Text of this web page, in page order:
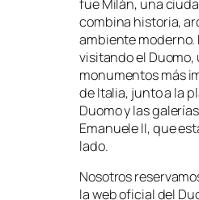
fue Milán, una
combina historia,
ambiente moderno.
visitando el Duomo,
monumentos más
de Italia, junto a la
Duomo y las
Emanuele II, que
lado.
Nosotros
la web oficial del